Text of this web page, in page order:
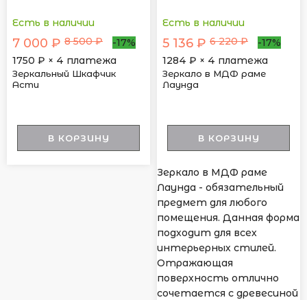
Есть в наличии
7 000 ₽ 8 500 ₽
-17%
1750 ₽ × 4 платежа
Зеркальный Шкафчик
Асти
В КОРЗИНУ
Есть в наличии
5 136 ₽ 6 220 ₽
-17%
1284 ₽ × 4 платежа
Зеркало в МДФ раме
Лаунда
В КОРЗИНУ
Зеркало в МДФ раме
Лаунда - обязательный
предмет для любого
помещения. Данная форма
подходит для всех
интерьерных стилей.
Отражающая
поверхность отлично
сочетается с древесиной